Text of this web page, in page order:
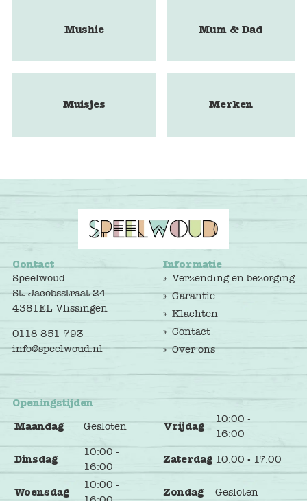
Mushie Mum & Dad
Muisjes Merken
Contact
Speelwoud
St. Jacobsstraat 24
4381EL Vlissingen
0118 851 793
info@speelwoud.nl
Informatie
Verzending en bezorging
Garantie
Klachten
Contact
Over ons
Openingstijden
Maandag
Gesloten Vrijdag
10:00 -
16:00
Dinsdag
10:00 -
16:00
Zaterdag 10:00 - 17:00
Woensdag
10:00 -
Zondag Gesloten